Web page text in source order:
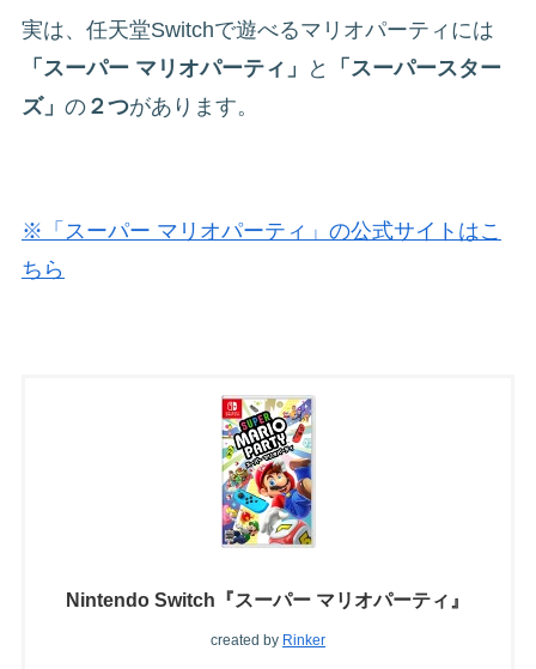
実は、任天堂Switchで遊べるマリオパーティには
「スーパー マリオパーティ」
と
「スーパースター
ズ」 の ２つがあります。
※「スーパー マリオパーティ」の公式サイトはこ
ちら
Nintendo Switch『スーパー マリオパーティ』
created by Rinker